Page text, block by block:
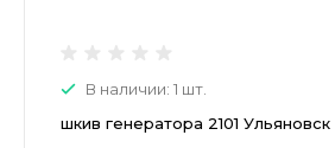
В наличии: 1 шт.
шкив генератора 2101 Ульяновск